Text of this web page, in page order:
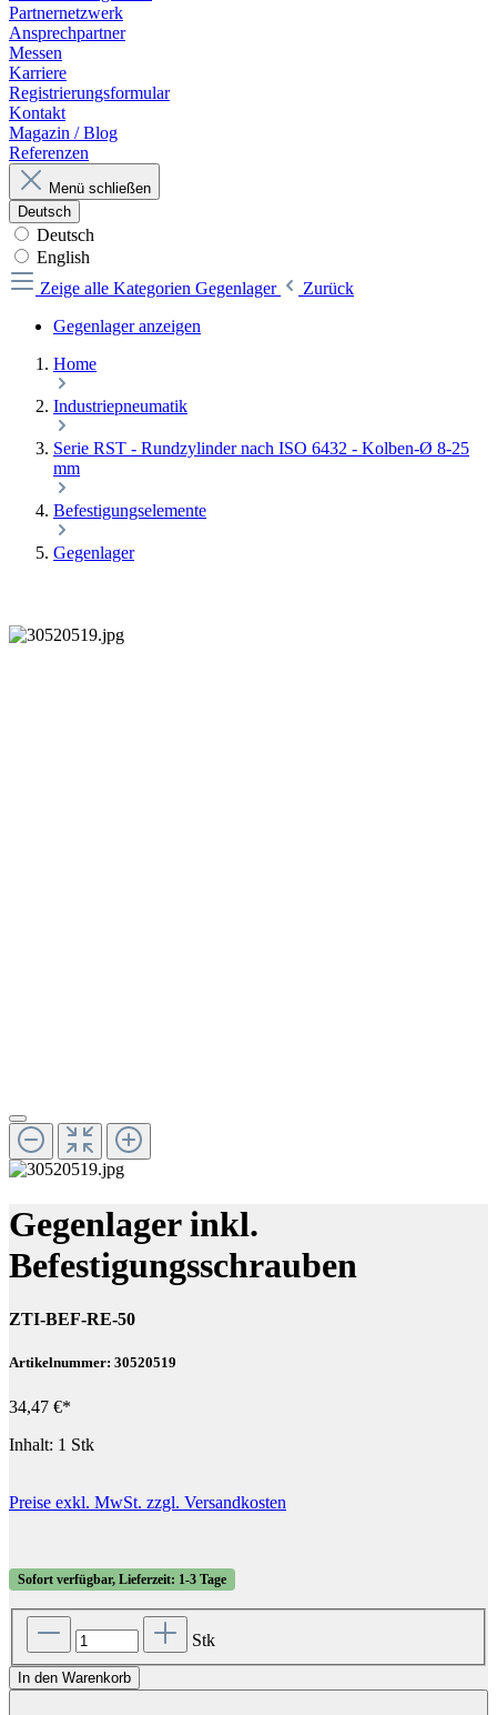
Partnernetzwerk
Ansprechpartner
Messen
Karriere
Registrierungsformular
Kontakt
Magazin / Blog
Referenzen
Menü schließen
Deutsch
Deutsch
English
Zeige alle Kategorien Gegenlager
Zurück
Gegenlager anzeigen
Home
Industriepneumatik
Serie RST - Rundzylinder nach ISO 6432 - Kolben-Ø 8-25
mm
Befestigungselemente
Gegenlager
Gegenlager inkl.
Befestigungsschrauben
ZTI-BEF-RE-50
Artikelnummer: 30520519
34,47 €*
Inhalt: 1 Stk
Preise exkl. MwSt. zzgl. Versandkosten
Sofort verfügbar, Lieferzeit: 1-3 Tage
Stk
In den Warenkorb